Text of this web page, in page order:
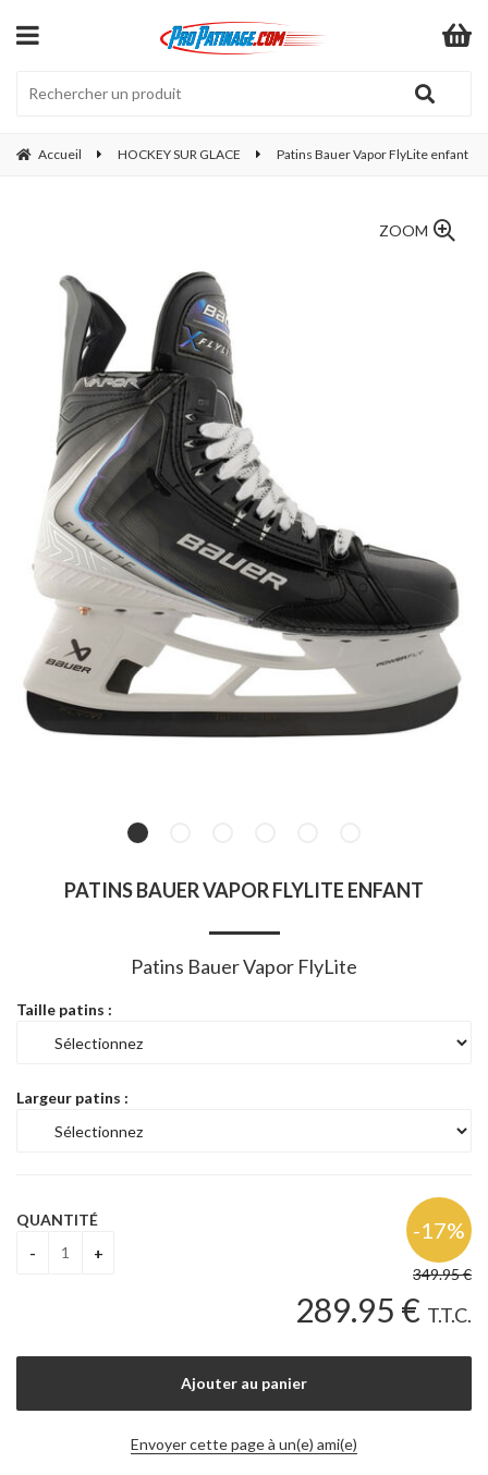
Accueil HOCKEY SUR GLACE Patins Bauer Vapor FlyLite enfant
ZOOM
PATINS BAUER VAPOR FLYLITE ENFANT
Patins Bauer Vapor FlyLite
Taille patins :
Largeur patins :
349.95€
289.95 € T.T.C.
QUANTITÉ
Envoyer cette page à un(e) ami(e)